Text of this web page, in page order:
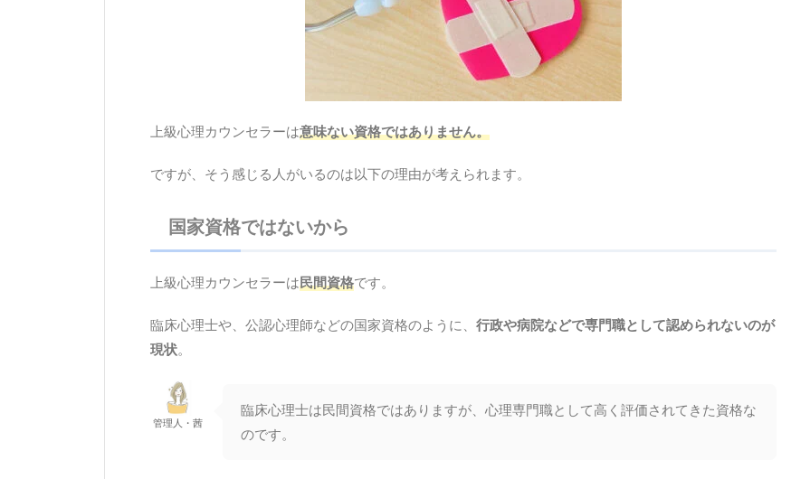
上級心理カウンセラーは意味ない資格ではありません。
ですが、そう感じる人がいるのは以下の理由が考えられます。
国家資格ではないから
上級心理カウンセラーは民間資格です。
臨床心理士や、公認心理師などの国家資格のように、 行政や病院などで専門職として認められないのが
現状。
管理人・茜
臨床心理士は民間資格ではありますが、心理専門職として高く評価されてきた資格な
のです。